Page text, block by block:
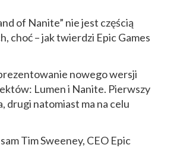
of Nanite” nie jest częścią
choć – jak twierdzi Epic Games
nowego wersji
Lumen i Nanite. Pierwszy
drugi natomiast ma na celu
Tim Sweeney, CEO Epic